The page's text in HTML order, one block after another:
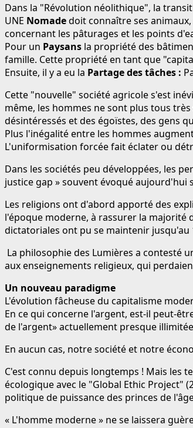
Dans la "Révolution néolithique", la
UNE Nomadedoit connaître ses
concernant les pâturages et les points
Pour un Paysans la propriété des
famille. Cette propriété en tant que
Ensuite, il y a eu la Partage des tâches :
Cette "nouvelle" société agricole s'est
même, les hommes ne sont plus tous
désintéressés et des égoïstes, des gens
Plus l'inégalité entre les hommes
L'uniformisation forcée fait éclater ou
Dans les sociétés peu développées, les
justice gap » souvent évoqué aujourd'hui
Les religions ont d'abord apporté des
l'époque moderne, à rassurer la majorité
dictatoriales ont pu se maintenir jusqu'au
La philosophie des Lumières a contesté
aux enseignements religieux, qui
Un nouveau paradigme
L'évolution fâcheuse du capitalisme
En ce qui concerne l'argent, est-il peut-
de l'argent» actuellement presque
En aucun cas, notre société et notre
C'est connu depuis longtemps ! Mais les
écologique avec le "Global Ethic Project"
politique de puissance des princes de
« L'homme moderne » ne se laissera